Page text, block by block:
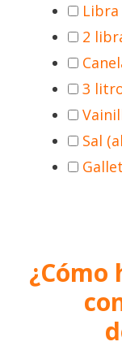
2
3
Sal
¿Cómo